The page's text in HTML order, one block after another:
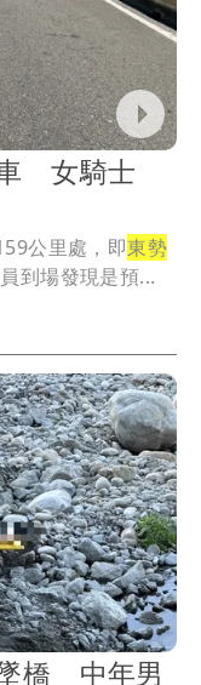
女騎士
公里處，即東勢
到場發現是預...
橋 中年男